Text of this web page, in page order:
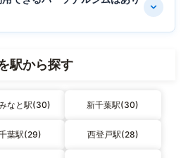
駅から探す
なと駅(30) 新千葉駅(30)
葉駅(29) 西登戸駅(28)